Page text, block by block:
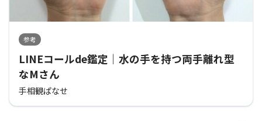
参考
LINEコールde鑑定｜水の手を持つ両手離れ型
なMさん
手相観ぱなせ